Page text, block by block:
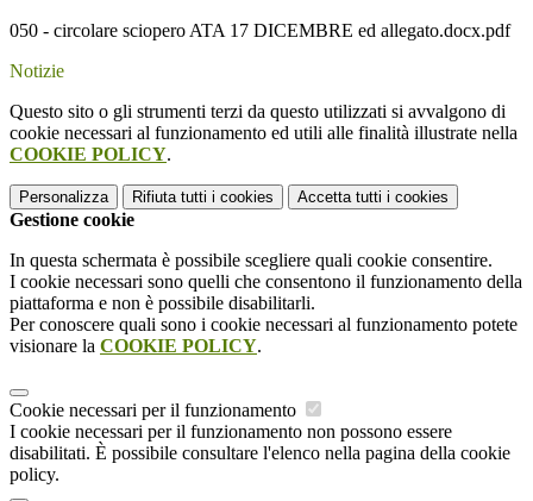
050 - circolare sciopero ATA 17 DICEMBRE ed allegato.docx.pdf
Notizie
Questo sito o gli strumenti terzi da questo utilizzati si avvalgono di
cookie necessari al funzionamento ed utili alle finalità illustrate nella
COOKIE POLICY.
Personalizza Rifiuta tutti i cookies Accetta tutti i cookies
Gestione cookie
In questa schermata è possibile scegliere quali cookie consentire.
I cookie necessari sono quelli che consentono il funzionamento della
piattaforma e non è possibile disabilitarli.
Per conoscere quali sono i cookie necessari al funzionamento potete
visionare la COOKIE POLICY.
Cookie necessari per il funzionamento
I cookie necessari per il funzionamento non possono essere
disabilitati. È possibile consultare l'elenco nella pagina della cookie
policy.